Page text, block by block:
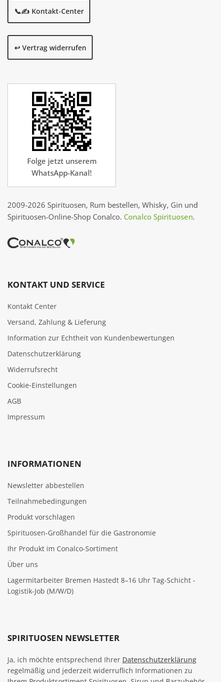
📞✍️ Kontakt-Center
↩️ Vertrag widerrufen
Folge jetzt unserem
WhatsApp-Kanal!
2009-2026 Spirituosen, Rum bestellen, Whisky, Gin und
Spirituosen-Online-Shop Conalco. Conalco Spirituosen.
KONTAKT UND SERVICE
Kontakt Center
Versand, Zahlung & Lieferung
Information zur Echtheit von Kundenbewertungen
Datenschutzerklärung
Widerrufsrecht
Cookie‑Einstellungen
AGB
Impressum
INFORMATIONEN
Newsletter abbestellen
Teilnahmebedingungen
Produkt vorschlagen
Spirituosen-Großhandel für die Gastronomie
Ihr Produkt im Conalco-Sortiment
Über uns
Lagermitarbeiter Bremen Hastedt 8–16 Uhr Tag-Schicht -
Logistik-Job (M/W/D)
SPIRITUOSEN NEWSLETTER
Ja, ich möchte entsprechend Ihrer Datenschutzerklärung
regelmäßig und jederzeit widerruflich Informationen zu